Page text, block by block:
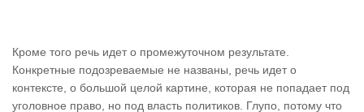
Кроме того речь идет о промежуточном результате.
Конкретные подозреваемые не названы, речь идет о
контексте, о большой целой картине, которая не попадает под
уголовное право, но под власть политиков. Глупо, потому что